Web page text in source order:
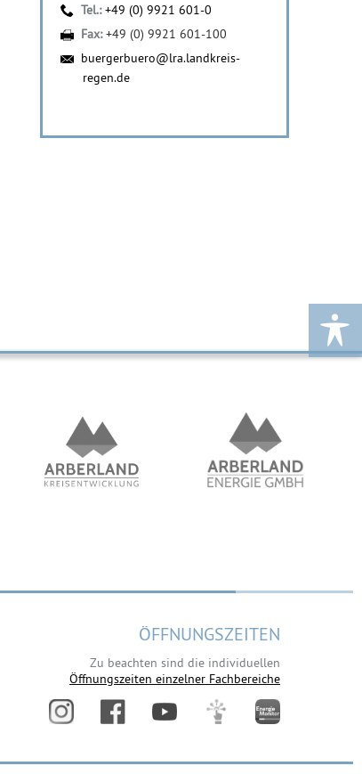
Tel.:+49 (0) 9921 601-0
Fax:+49 (0) 9921 601-100
buergerbuero@lra.landkreis-
regen.de
ÖFFNUNGSZEITEN
Zu beachten sind die individuellen
Öffnungszeiten einzelner Fachbereiche